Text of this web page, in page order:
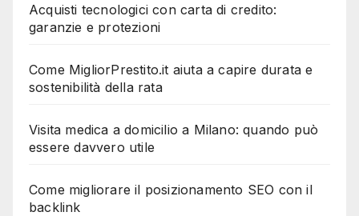
Acquisti tecnologici con carta di credito:
garanzie e protezioni
Come MigliorPrestito.it aiuta a capire durata e
sostenibilità della rata
Visita medica a domicilio a Milano: quando può
essere davvero utile
Come migliorare il posizionamento SEO con il
backlink